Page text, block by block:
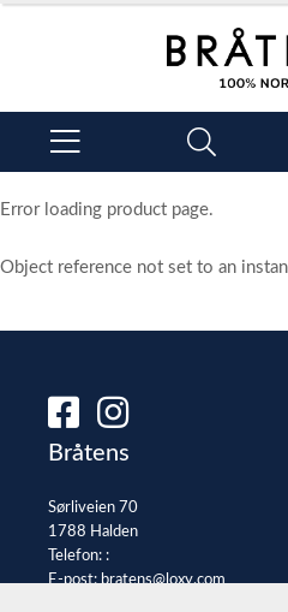
Error loading product page.
Object reference not set to an
Bråtens
Sørliveien 70
1788 Halden
Telefon: :
E-post:bratens@loxy.com